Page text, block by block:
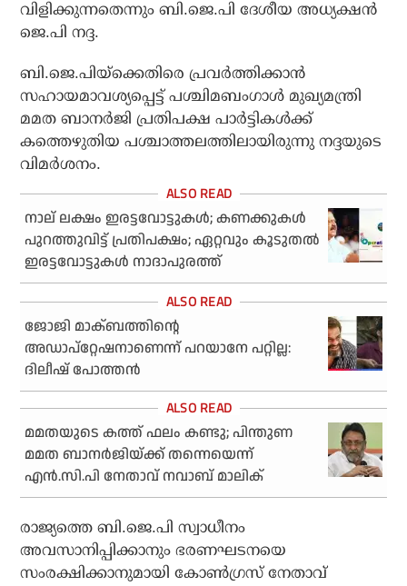
വിളിക്കുന്നതെന്നും ബി.ജെ.പി ദേശീയ അധ്യക്ഷന്‍
ജെ.പി നദ്ദ.
ബി.ജെ.പിയ്‌ക്കെതിരെ പ്രവര്‍ത്തിക്കാന്‍
സഹായമാവശ്യപ്പെട്ട് പശ്ചിമബംഗാള്‍ മുഖ്യമന്ത്രി
മമത ബാനര്‍ജി പ്രതിപക്ഷ പാര്‍ട്ടികള്‍ക്ക്
കത്തെഴുതിയ പശ്ചാത്തലത്തിലായിരുന്നു നദ്ദയുടെ
വിമര്‍ശനം.
നാല് ലക്ഷം ഇരട്ടവോട്ടുകള്‍; കണക്കുകള്‍
പുറത്തുവിട്ട് പ്രതിപക്ഷം; ഏറ്റവും കൂടുതല്‍
ഇരട്ടവോട്ടുകള്‍ നാദാപുരത്ത്
ജോജി മാക്ബത്തിന്റെ
അഡാപ്‌റ്റേഷനാണെന്ന് പറയാനേ പറ്റില്ല:
ദിലീഷ് പോത്തന്‍
മമതയുടെ കത്ത് ഫലം കണ്ടു; പിന്തുണ
മമത ബാനര്‍ജിയ്ക്ക് തന്നെയെന്ന്
എന്‍.സി.പി നേതാവ് നവാബ് മാലിക്
രാജ്യത്തെ ബി.ജെ.പി സ്വാധീനം
അവസാനിപ്പിക്കാനും ഭരണഘടനയെ
സംരക്ഷിക്കാനുമായി കോണ്‍ഗ്രസ് നേതാവ്